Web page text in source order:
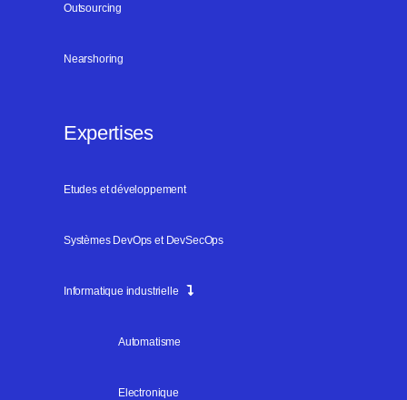
Outsourcing
Nearshoring
Expertises
Etudes et développement
Systèmes DevOps et DevSecOps
Informatique industrielle
Automatisme
Electronique